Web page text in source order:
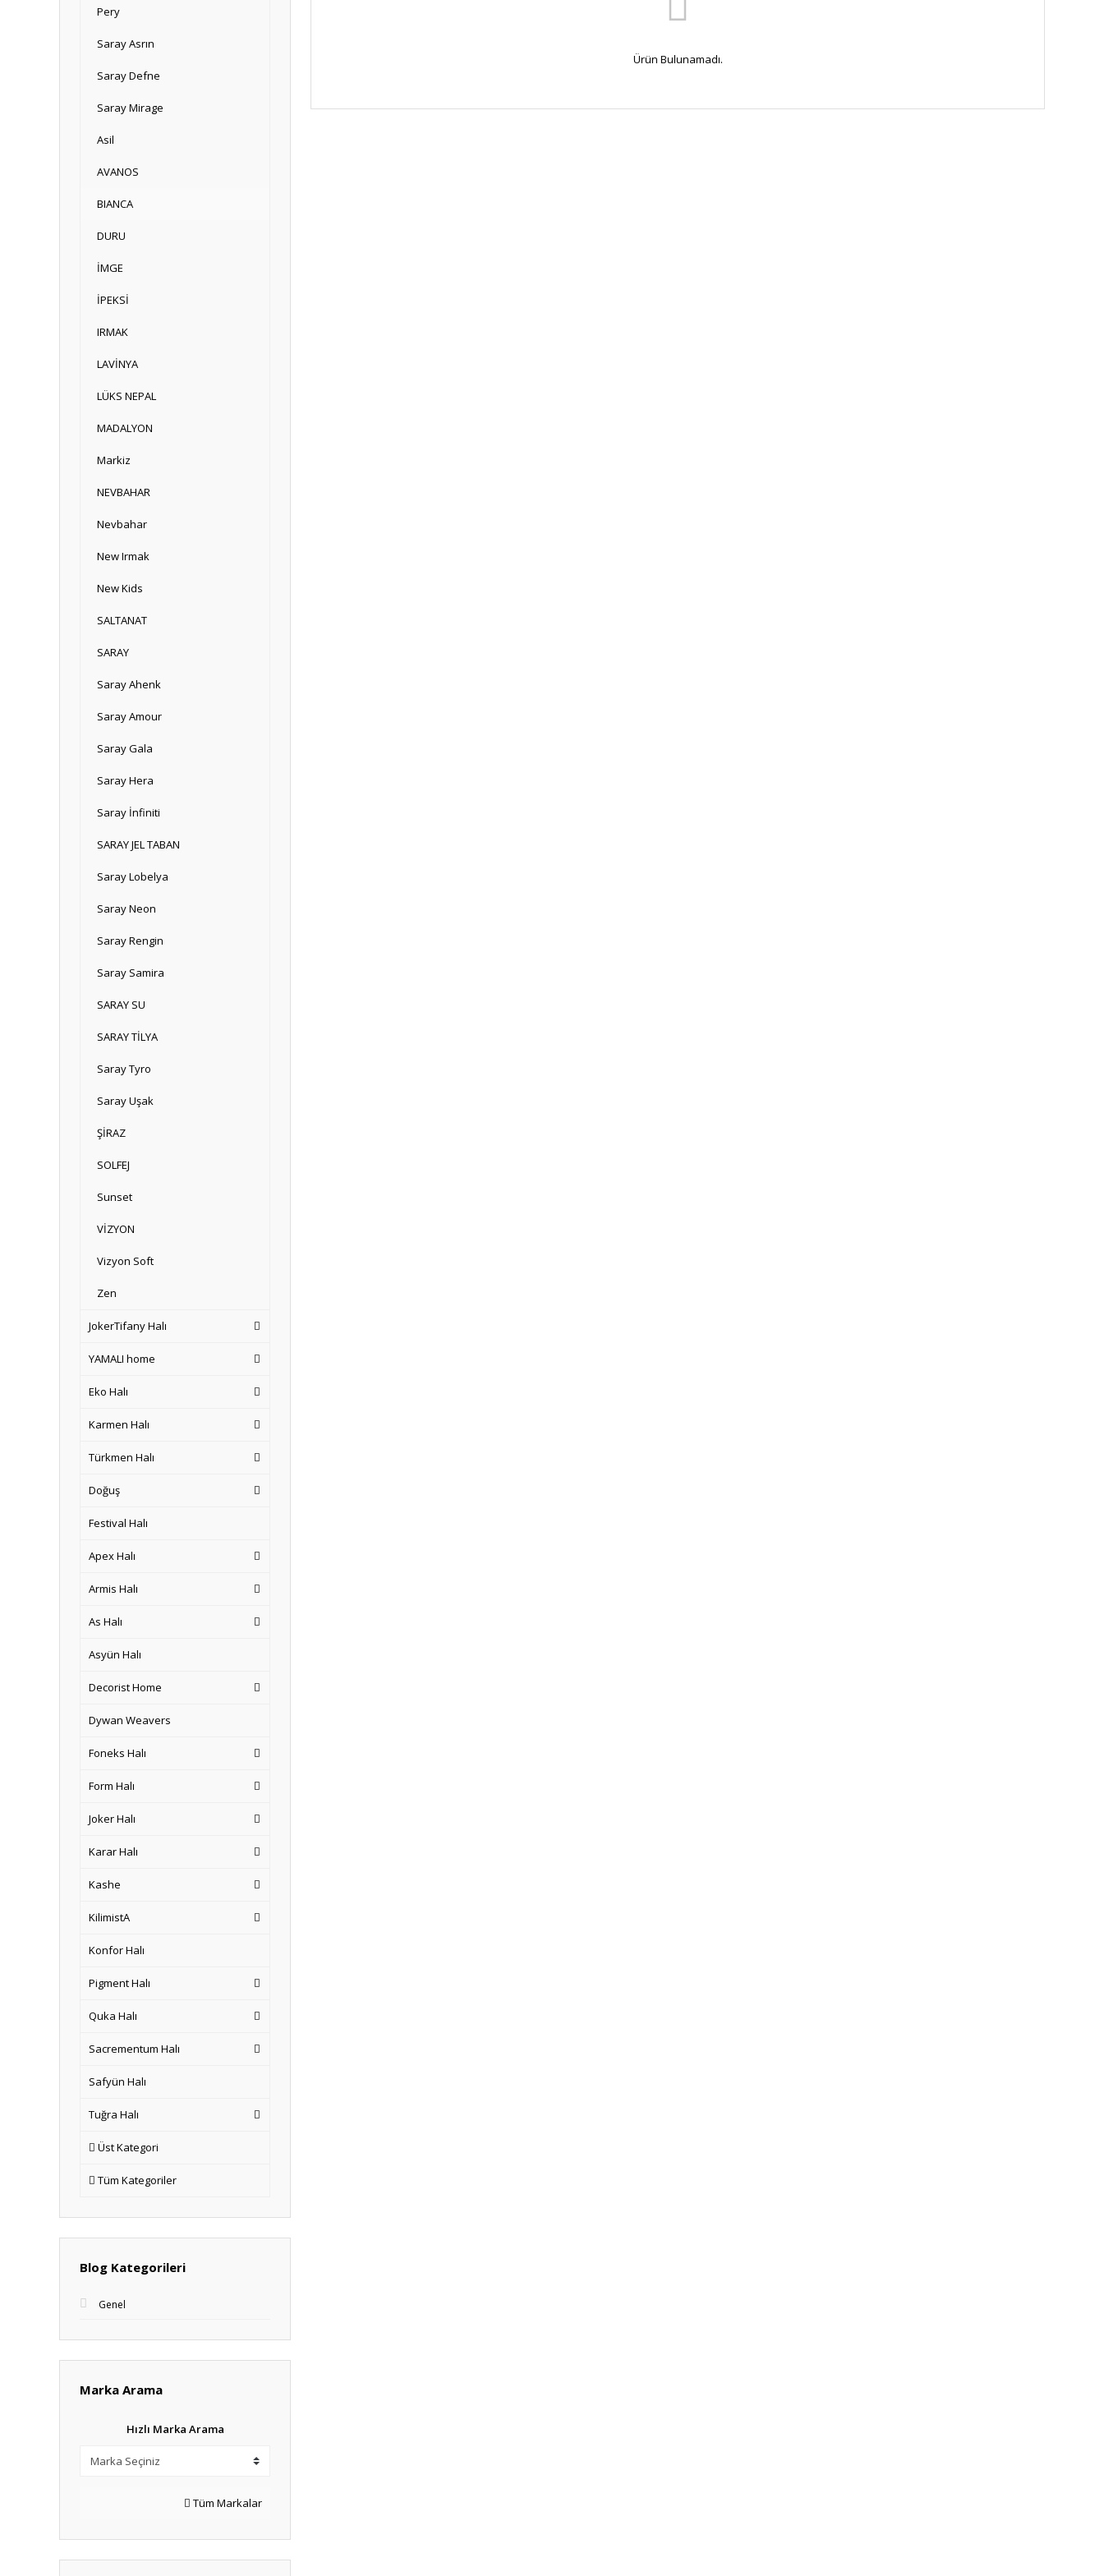
Pery
Saray Asrın
Saray Defne
Saray Mirage
Asil
AVANOS
BIANCA
DURU
İMGE
İPEKSİ
IRMAK
LAVİNYA
LÜKS NEPAL
MADALYON
Markiz
NEVBAHAR
Nevbahar
New Irmak
New Kids
SALTANAT
SARAY
Saray Ahenk
Saray Amour
Saray Gala
Saray Hera
Saray İnfiniti
SARAY JEL TABAN
Saray Lobelya
Saray Neon
Saray Rengin
Saray Samira
SARAY SU
SARAY TİLYA
Saray Tyro
Saray Uşak
ŞİRAZ
SOLFEJ
Sunset
VİZYON
Vizyon Soft
Zen
JokerTifany Halı
YAMALI home
Eko Halı
Karmen Halı
Türkmen Halı
Doğuş
Festival Halı
Apex Halı
Armis Halı
As Halı
Asyün Halı
Decorist Home
Dywan Weavers
Foneks Halı
Form Halı
Joker Halı
Karar Halı
Kashe
KilimistA
Konfor Halı
Pigment Halı
Quka Halı
Sacrementum Halı
Safyün Halı
Tuğra Halı
Üst Kategori
Tüm Kategoriler
Blog Kategorileri
Genel
Marka Arama
Hızlı Marka Arama
Tüm Markalar
Ürün Bulunamadı.